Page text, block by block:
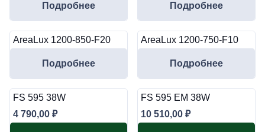
Подробнее Подробнее
AreaLux 1200-850-F20
Подробнее
AreaLux 1200-750-F10
Подробнее
FS 595 38W
4 790,00 ₽
FS 595 EM 38W
10 510,00 ₽